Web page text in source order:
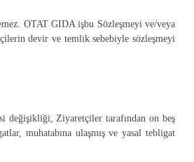
OTAT GIDA işbu Sözleşmeyi ve/veya
devir ve temlik sebebiyle sözleşmeyi
değişikliği, Ziyaretçiler tarafından on beş
muhatabına ulaşmış ve yasal tebligat